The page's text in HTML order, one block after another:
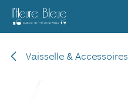
Se rendre au contenu
Vaisselle & Accessoires